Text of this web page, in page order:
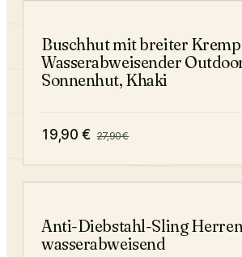
Buschhut mit breiter
Wasserabweisender
Sonnenhut, Khaki
19,90 € 27,90€
Anti-Diebstahl-Sling
wasserabweisend